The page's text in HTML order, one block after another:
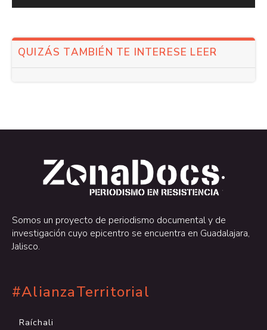
QUIZÁS TAMBIÉN TE INTERESE LEER
.
.
Somos un proyecto de periodismo documental y de
investigación cuyo epicentro se encuentra en Guadalajara,
Jalisco.
#AlianzaTerritorial
Raíchali